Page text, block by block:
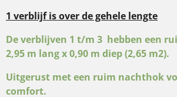
1 verblijf is over de gehele lengte
De verblijven 1 t/m 3 hebben een
2,95 m lang x 0,90 m diep (2,65 m2).
Uitgerust met een ruim nachthok
comfort.